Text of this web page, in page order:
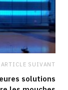
ARTICLE SUIVANT
solutions